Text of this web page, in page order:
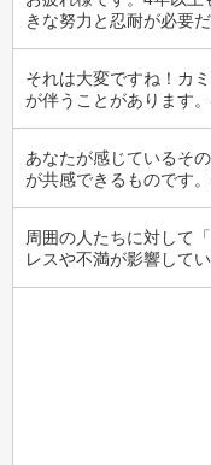
きな努力と忍耐が必要
それは大変ですね！カ
が伴うことがあります
あなたが感じているそ
が共感できるものです
周囲の人たちに対して
レスや不満が影響して